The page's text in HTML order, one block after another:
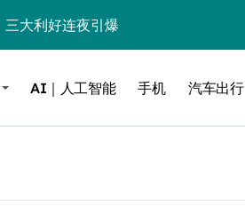
大利好连夜引爆
，但最狠的是那个机械音
、网络瘫了，微软这次真急了
“垂帘听政”？
AI｜人工智能 手机 汽车出行